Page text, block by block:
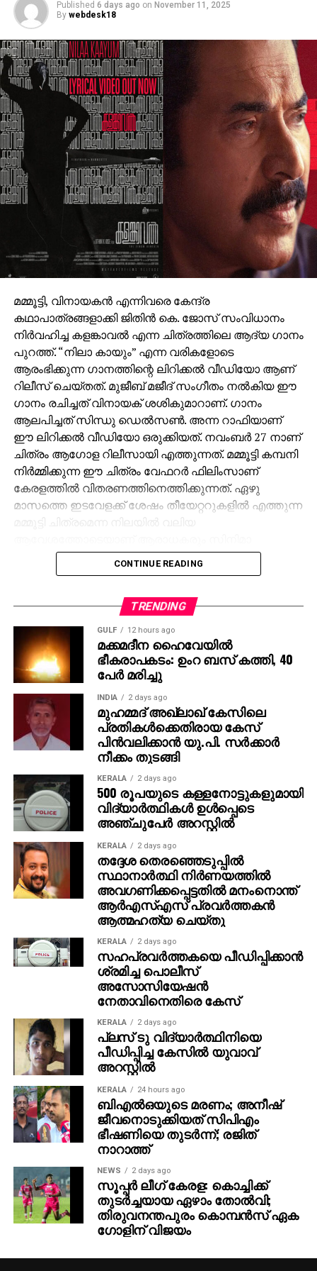
നായകനായും പൃഥ്വിരാജ് സുകുമാരന്‍ വില്ലനായും
എത്തുന്ന പുതിയ ചിത്രത്തിന്റെ ഒരുക്കങ്ങളിലാണ്.
അതേസമയം, ബാഹുബലി ഒന്നും രണ്ടും ഭാഗങ്ങളും
ചേര്‍ത്ത ‘ദി എപ്പിക്ക്’ തിയറ്ററുകളില്‍ ആവേശം
സൃഷ്ടിച്ചുകൊണ്ടിരിക്കുകയാണ്.
മമ്മൂട്ടി, വിനായകൻ എന്നിവരെ കേന്ദ്ര
നിർവഹിച്ച കളങ്കാവൽ എന്ന ചിത്രത്തിലെ ആദ്യ ഗാനം
പുറത്ത്. “നിലാ കായും” എന്ന വരികളോടെ
ആരംഭിക്കുന്ന ഗാനത്തിന്റെ ലിറിക്കൽ വീഡിയോ ആണ്
റിലീസ് ചെയ്തത്. മുജീബ് മജീദ് സംഗീതം നൽകിയ ഈ
ഗാനം രചിച്ചത് വിനായക് ശശികുമാറാണ്. ഗാനം
ആലപിച്ചത് സിന്ധു ഡെൽസൺ. അന്ന റാഫിയാണ്
ഈ ലിറിക്കൽ വീഡിയോ ഒരുക്കിയത്. നവംബർ 27 നാണ്
ചിത്രം ആഗോള റിലീസായി എത്തുന്നത്. മമ്മൂട്ടി കമ്പനി
നിർമ്മിക്കുന്ന ഈ ചിത്രം വേഫറർ ഫിലിംസാണ്
കേരളത്തിൽ വിതരണത്തിനെത്തിക്കുന്നത്. ഏഴു
മാസത്തെ ഇടവേളക്ക് ശേഷം തീയേറ്ററുകളിൽ എത്തുന്ന
മമ്മൂട്ടി ചിത്രമെന്ന നിലയിൽ വലിയ
ആവേശത്തോടെയാണ് ആരാധകരും സിനിമാ
രചിച്ച കളങ്കാവൽ മമ്മൂട്ടി കമ്പനിയുടെ ബാനറിൽ
നിർമ്മിക്കുന്ന ഏഴാമത്തെ ചിത്രമാണ്.
ചിത്രത്തിന്റെ ട്രെയ്‌ലർ ഉടൻ പുറത്തു വരുമെന്നാണ്
സൂചന. ഒരു ക്രൈം ഡ്രാമയായി ഒരുക്കിയ
ചിത്രത്തിന്റെ ടീസറിന്, വമ്പൻ പ്രേക്ഷക
പ്രതികരണമാണ് സമൂഹ മാധ്യമങ്ങളിൽ നിന്ന് ലഭിച്ചത്.
ചിത്രത്തിന്റെ പോസ്റ്ററുകളും പ്രേക്ഷകർക്കിടയിൽ
സൂപ്പർ ഹിറ്റാണ്. ദുൽഖർ സൽമാൻ
നായകനായെത്തിയ സൂപ്പർഹിറ്റ് ചിത്രം ‘കുറുപ്പ്’ന്റെ
കഥ ഒരുക്കി ശ്രദ്ധ നേടിയ ജിതിൻ കെ ജോസ്
ആദ്യമായ് സംവിധാനം ചെയ്യുന്ന ചിത്രമാണ്
മമ്മൂട്ടി എന്ന മഹാനടൻ്റെ ഗംഭീര അഭിനയ
മുഹൂർത്തങ്ങൾ നിറഞ്ഞ ചിത്രമായിരിക്കും കളങ്കാവൽ
എന്നാണ് ചിത്രത്തിന്റെ ഓരോ അപ്‌ഡേറ്റുകളും
നൽകുന്ന സൂചന. സെൻസറിങ് പൂർത്തിയാക്കിയ
ചിത്രത്തിന് U/A 16+ സർട്ടിഫിക്കറ്റ് ആണ് ലഭിച്ചത്.
ഒരിടവേളക്ക് ശേഷം മമ്മൂട്ടിയെ ബിഗ് സ്‌ക്രീനിൽ
വരവേൽക്കാനുള്ള ആവേശത്തിലാണ് ആരാധകരും
സിനിമാ പ്രേമികളും. വലിയ പ്രതീക്ഷയും
ആകാംഷയുമാണ് ചിത്രത്തെ കുറിച്ച്
പ്രേക്ഷകർക്കുള്ളത്.
എക്സിക്യൂട്ടീവ് പ്രൊഡ്യൂസർ – ജോർജ്
സെബാസ്റ്റ്യൻ, ഛായാഗ്രഹണം- ഫൈസൽ അലി,
സംഗീതം – മുജീബ് മജീദ്, എഡിറ്റർ – പ്രവീൺ പ്രഭാകർ,
ലൈൻ പ്രൊഡ്യൂസർ- സുനിൽ സിംഗ്, പ്രൊഡക്ഷൻ
കൺട്രോളർ- അരോമ മോഹൻ, പ്രൊഡക്ഷൻ
ഡിസൈനർ- ഷാജി നടുവിൽ, ഫൈനൽ മിക്സ് – എം
ആർ രാജാകൃഷ്ണൻ, ചീഫ് അസോസിയേറ്റ് ഡയറക്ടർ-
ബോസ്, മേക്കപ്പ്- അമൽ ചന്ദ്രൻ, ജോർജ്
സെബാസ്റ്റ്യൻ, വസ്ത്രാലങ്കാരം- അഭിജിത്ത് സി,
വരികൾ – വിനായക് ശശികുമാർ, ഹരിത ഹരി ബാബു,
കളറിസ്റ്റ് – ലിജു പ്രഭാകർ, സംഘട്ടനം – ആക്ഷൻ
സന്തോഷ്, സൗണ്ട് ഡിസൈൻ – കിഷൻ മോഹൻ,
വിഎഫ്എക്സ് സൂപ്പർവൈസർ – എസ് സന്തോഷ്
രാജു, വിഎഫ്എക്സ് കോഓർഡിനേറ്റർ – ഡിക്സൻ പി
ജോ, വിഎഫ്എക്സ് – വിശ്വ എഫ് എക്സ്, സിങ്ക്
സൗണ്ട് – സപ്ത റെക്കോർഡ്സ്, സ്റ്റിൽസ്- നിദാദ്,
TRENDING
12 hours ago
മക്കമദീന ഹൈവേയില്‍
ഭീകരാപകടം: ഉംറ ബസ് കത്തി, 40
പേര്‍ മരിച്ചു
INDIA 2 days ago
മുഹമ്മദ് അഖ്‌ലാഖ് കേസിലെ
പ്രതികള്‍ക്കെതിരായ കേസ്
പിന്‍വലിക്കാന്‍ യു.പി. സര്‍ക്കാര്‍
നീക്കം തുടങ്ങി
KERALA 2 days ago
500 രൂപയുടെ കള്ളനോട്ടുകളുമായി
വിദ്യാര്‍ത്ഥികള്‍ ഉള്‍പ്പെടെ
അഞ്ചുപേര്‍ അറസ്റ്റില്‍
KERALA 2 days ago
തദ്ദേശ തെരഞ്ഞെടുപ്പില്‍
സ്ഥാനാര്‍ത്ഥി നിര്‍ണയത്തില്‍
അവഗണിക്കപ്പെട്ടതില്‍ മനംനൊന്ത്
ആര്‍എസ്എസ് പ്രവര്‍ത്തകന്‍
ആത്മഹത്യ ചെയ്തു
KERALA 2 days ago
സഹപ്രവര്‍ത്തകയെ പീഡിപ്പിക്കാന്‍
ശ്രമിച്ച പൊലീസ്
അസോസിയേഷന്‍
നേതാവിനെതിരെ കേസ്
KERALA 2 days ago
പ്ലസ് ടു വിദ്യാര്‍ത്ഥിനിയെ
പീഡിപ്പിച്ച കേസില്‍ യുവാവ്
അറസ്റ്റില്‍
KERALA 24 hours ago
ബിഎല്‍ഒയുടെ മരണം; അനീഷ്
ജീവനൊടുക്കിയത് സിപിഎം
ഭീഷണിയെ തുടര്‍ന്ന്; രജിത്
നാറാത്ത്
NEWS 2 days ago
സൂപ്പര്‍ ലീഗ് കേരള: കൊച്ചിക്ക്
തുടര്‍ച്ചയായ ഏഴാം തോല്‍വി;
തിരുവനന്തപുരം കൊമ്പന്‍സ് ഏക
ഗോളിന് വിജയം